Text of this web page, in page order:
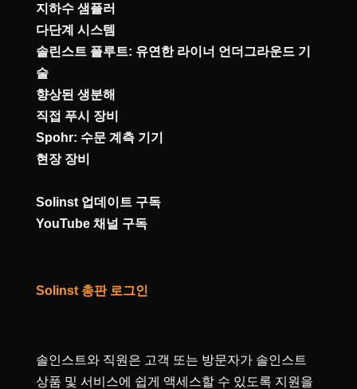
지하수 샘플러
다단계 시스템
솔린스트 플루트: 유연한 라이너 언더그라운드 기
술
향상된 생분해
직접 푸시 장비
Spohr: 수문 계측 기기
현장 장비
Solinst 업데이트 구독
YouTube 채널 구독
Solinst 총판 로그인
솔인스트와 직원은 고객 또는 방문자가 솔인스트
상품 및 서비스에 쉽게 액세스할 수 있도록 지원을